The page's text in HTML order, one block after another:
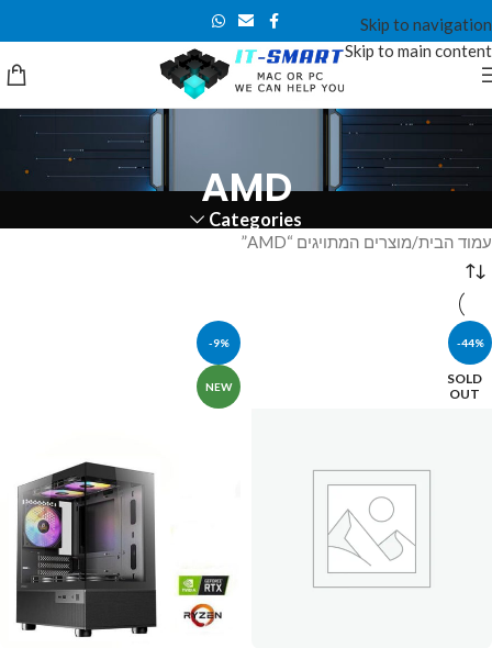
Skip to navigation
Skip to main content
AMD
Categories
עמוד הבית מוצרים המתויגים “AMD”
-44%
SOLD
OUT
-9%
NEW